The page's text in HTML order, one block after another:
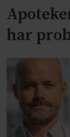
har